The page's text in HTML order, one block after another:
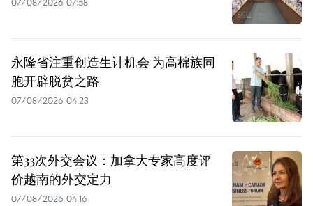
永隆省注重创造生计机会 为高棉族同
胞开辟脱贫之路
07/08/2026 04:23
第33次外交会议：加拿大专家高度评
价越南的外交定力
07/08/2026 04:16